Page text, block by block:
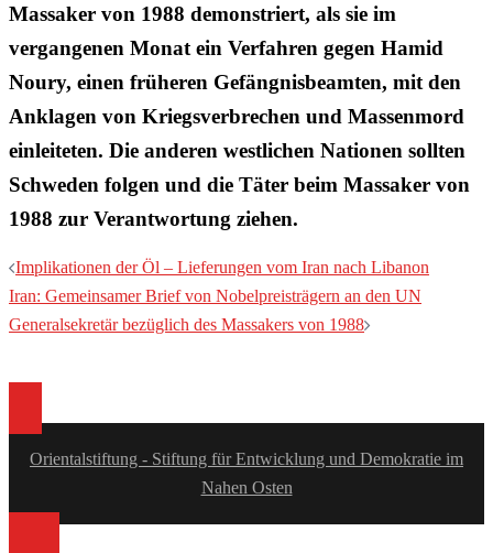
Massaker von 1988 demonstriert, als sie im
vergangenen Monat ein Verfahren gegen Hamid
Noury, einen früheren Gefängnisbeamten, mit den
Anklagen von Kriegsverbrechen und Massenmord
einleiteten. Die anderen westlichen Nationen sollten
Schweden folgen und die Täter beim Massaker von
1988 zur Verantwortung ziehen.
Beitragsnavigation
Implikationen der Öl – Lieferungen vom Iran nach Libanon
Iran: Gemeinsamer Brief von Nobelpreisträgern an den UN
Generalsekretär bezüglich des Massakers von 1988
Orientalstiftung - Stiftung für Entwicklung und Demokratie im
Nahen Osten